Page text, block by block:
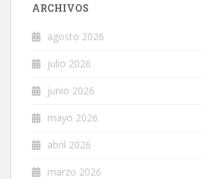
ARCHIVOS
agosto 2026
julio 2026
junio 2026
mayo 2026
abril 2026
marzo 2026